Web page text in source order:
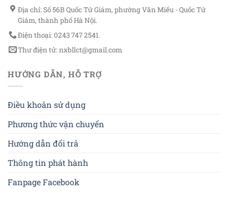
Địa chỉ: Số 56B Quốc Tử Giám, phường Văn Miếu - Quốc Tử
Giám, thành phố Hà Nội.
Điện thoại: 0243 747 2541.
Thư điện tử: nxbllct@gmail.com
HƯỚNG DẪN, HỖ TRỢ
Điều khoản sử dụng
Phương thức vận chuyển
Hướng dẫn đổi trả
Thông tin phát hành
Fanpage Facebook